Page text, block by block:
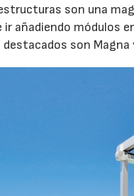
son una
añadiendo módulos
son Magna